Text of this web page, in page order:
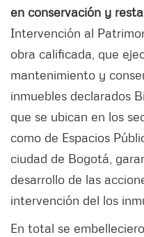
en conservación y
Intervención al
obra calificada, que
mantenimiento y
inmuebles declarados
que se ubican en los
como de Espacios
ciudad de Bogotá,
desarrollo de las
intervención del los
En total se